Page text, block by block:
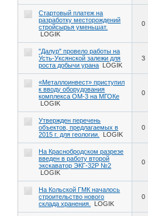
Стартовый платеж на
разработку месторождений
стройсырья уменьшат.
LOGIK
0
"Далур" провело работы на
Усть-Уксянской залежи для
роста добычи урана LOGIK
3
«Металлоинвест» приступил
к вводу оборудования
комплекса ОМ-3 на МГОКе
LOGIK
0
Утвержден перечень
объектов, предлагаемых в
2015 г. для геологии.
LOGIK
0
На Краснобродском разрезе
введен в работу второй
экскаватор ЭКГ-32Р №2
LOGIK
0
На Кольской ГМК началось
строительство нового
склада хранения.
LOGIK
0